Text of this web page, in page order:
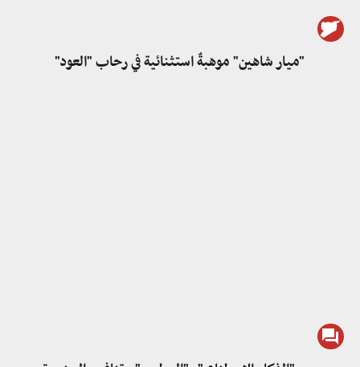
"ميار شاهين" موهبةٌ استثنائية في رحاب "العود"